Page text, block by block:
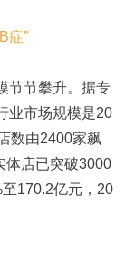
节节攀升。据专
业市场规模是20
数由2400家飙
体店已突破3000
170.2亿元，20